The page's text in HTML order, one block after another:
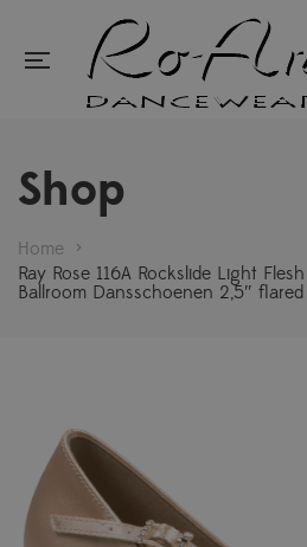
Shop
Home >
Ray Rose 116A Rockslide Light
Ballroom Dansschoenen 2,5″ flared